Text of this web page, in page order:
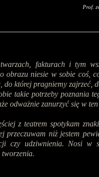
Prof.
fakturach i tym
obrazu niesie w sobie coś,
której pragniemy zajrzeć,
takie potrzeby poznania
odważnie zanurzyć się w
z teatrem spotykam
przeczuwam niż jestem
czy udziwnienia. Nosi w
tworzenia.